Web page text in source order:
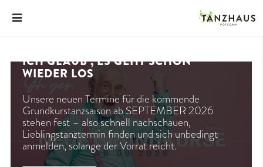
ICH GLAUB', ES GEHT SCHON
WIEDER LOS
Unsere neuen Termine für die kommende
Grundkurstanzsaison ab SEPTEMBER 2026
stehen fest – also schnell nachschauen,
Lieblingstanztermin finden und sich unbedingt
anmelden, solange der Vorrat reicht.